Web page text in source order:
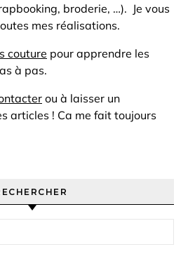
broderie, …). Je vous
mes réalisations.
couture pour apprendre les
à pas.
ou à laisser un
articles ! Ca me fait toujours